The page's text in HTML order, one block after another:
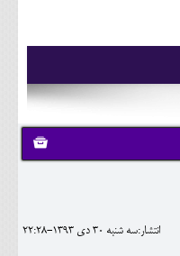
انتشار:سه شنبه 30 دی 1393-22:28